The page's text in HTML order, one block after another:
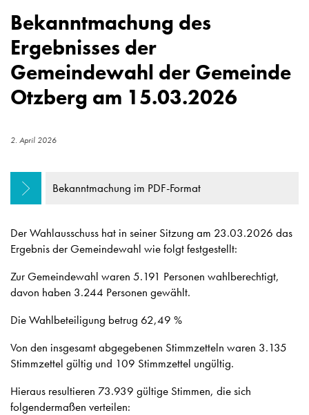
Bekanntmachung des
Ergebnisses der
Gemeindewahl der Gemeinde
Otzberg am 15.03.2026
2. April 2026
Bekanntmachung im PDF-Format
Der Wahlausschuss hat in seiner Sitzung am 23.03.2026 das
Ergebnis der Gemeindewahl wie folgt festgestellt:
Zur Gemeindewahl waren 5.191 Personen wahlberechtigt,
davon haben 3.244 Personen gewählt.
Die Wahlbeteiligung betrug 62,49 %
Von den insgesamt abgegebenen Stimmzetteln waren 3.135
Stimmzettel gültig und 109 Stimmzettel ungültig.
Hieraus resultieren 73.939 gültige Stimmen, die sich
folgendermaßen verteilen: